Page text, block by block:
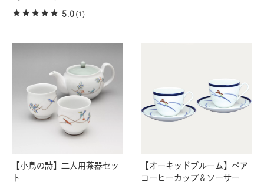
5.0 (1)
【小鳥の詩】二人用茶器セッ
ト
【オーキッドブルーム】ペア
コーヒーカップ＆ソーサー